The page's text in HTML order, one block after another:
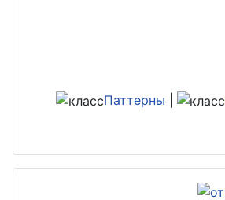
Паттерны